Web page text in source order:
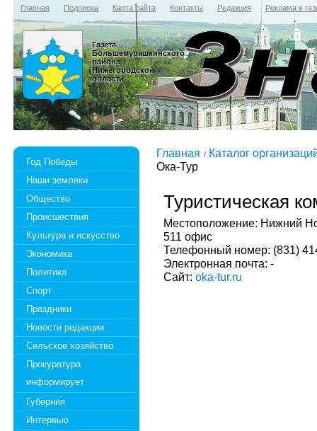
Главная Подписка Карта сайта Контакты Редакция Реклама в
Газета
Большемурашкинского
района
Нижегородской
области
Год Победы
Наши земляки
Общество
Происшествия
Культура и искусство
Экономика
Политика
Спорт
Праздники
Новости редакции
Сельское хозяйство
Прокуратура
информирует
Губерния
Интервью
Главная
Каталог
Ока-Тур
Туристическая
Местоположение: Нижний
511 офис
Телефонный номер: (831)
Электронная почта: -
Сайт: oka-tur.ru